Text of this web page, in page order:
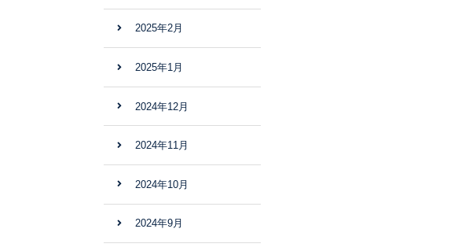
2025年2月
2025年1月
2024年12月
2024年11月
2024年10月
2024年9月